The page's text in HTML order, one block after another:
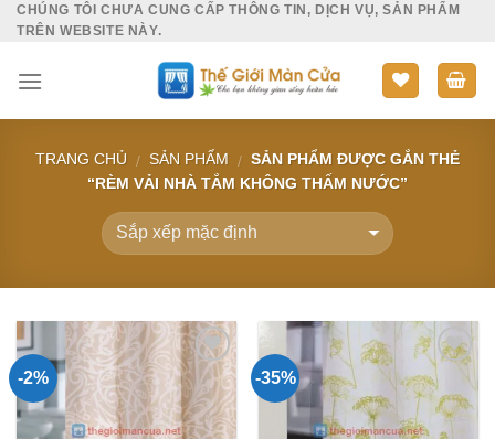
SkipCHÚNG TÔI CHƯA CUNG CẤP THÔNG TIN, DỊCH VỤ, SẢN PHẨM
TRÊN WEBSITE NÀY.
TRANG CHỦ / SẢN PHẨM / SẢN PHẨM ĐƯỢC GẮN THẺ
“RÈM VẢI NHÀ TẮM KHÔNG THẤM NƯỚC”
-2%
Add to
Wishlist
-35%
Add to
Wishlist